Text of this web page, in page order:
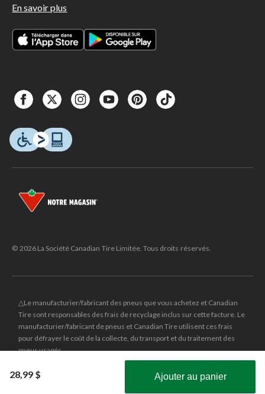
28,99 $ Ajouter au panier
Obtenez les plus récentes offres!
En savoir plus
© 2026 La Société Canadian Tire Limitée. Tous droits réservés.
△Le manufacturier/fabricant des pneus que vous achetez et Canadian
Tire sont responsables des frais de recyclage inclus sur cette facture. Le
manufacturier/fabricant de pneus et Canadian Tire utilisent ces frais
pour défrayer le coût de la collecte, du transport et du traitement des
pneus usagés.
marques de commerce déposées de la Société Canadian Tire Limitée.